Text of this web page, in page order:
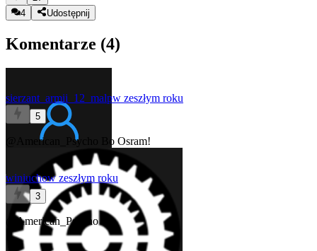
4
Udostępnij
Komentarze (4)
sierzant_armii_12_malpw zeszłym roku
5
@American_Psycho Bo Osram!
winiuchow zeszłym roku
3
@American_Psycho